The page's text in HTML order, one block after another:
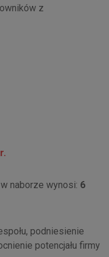
z
naborze wynosi: 6
podniesienie
potencjału firmy